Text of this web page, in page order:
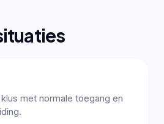
met normale toegang en